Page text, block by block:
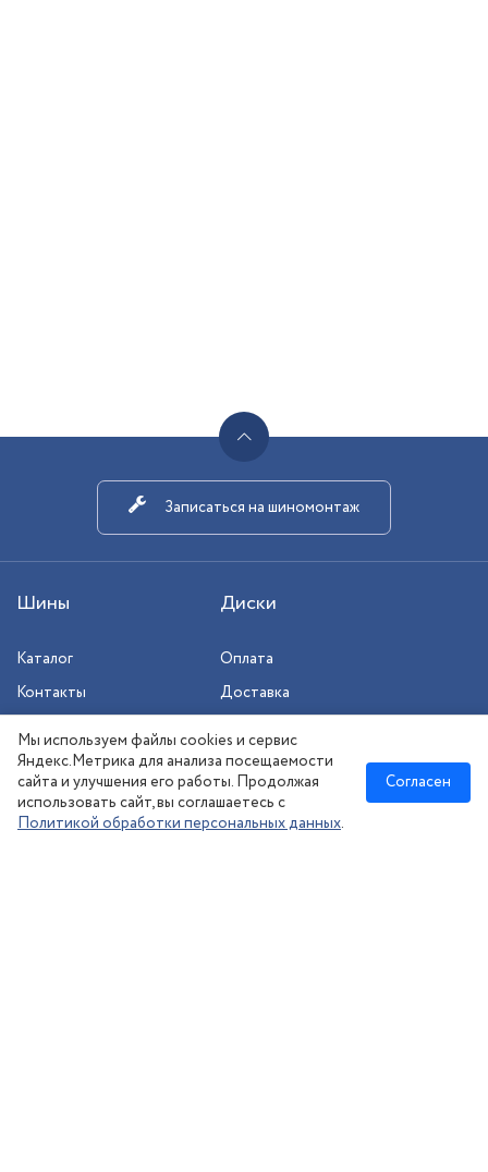
Шины Диски
Каталог
Контакты
Оплата
Доставка
Сезонное хранение
Записаться на шиномонтаж
Новосибирск:
Мы используем файлы cookies и сервис
Яндекс.Метрика для анализа посещаемости
сайта и улучшения его работы. Продолжая
использовать сайт, вы соглашаетесь с
Политикой обработки персональных данных.
Согласен